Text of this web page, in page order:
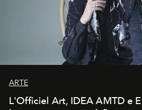
ARTE
L'Officiel Art, IDEA AMTD e